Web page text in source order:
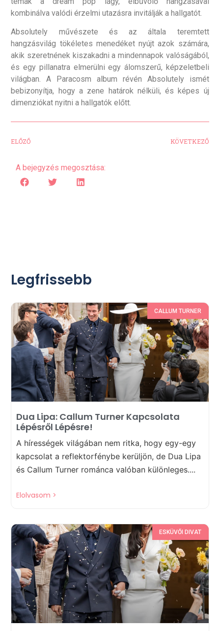
kombinálva valódi érzelmi utazásra invitálják a hallgatót.
Absolutely művészete és az általa teremtett
hangzásvilág tökéletes menedéket nyújt azok számára,
akik szeretnének kiszakadni a mindennapok valóságából,
és egy pillanatra elmerülni egy álomszerű, képzeletbeli
világban. A Paracosm album révén Absolutely ismét
bebizonyítja, hogy a zene határok nélküli, és képes új
dimenziókat nyitni a hallgatók előtt.
ELŐZŐ KÖVETKEZŐ
A bejegyzés megosztása:
Legfrissebb
CALLUM TURNER
Dua Lipa: Callum Turner Kapcsolata
Lépésről Lépésre!
A hírességek világában nem ritka, hogy egy-egy
kapcsolat a reflektorfénybe kerüljön, de Dua Lipa
és Callum Turner románca valóban különleges....
Elolvasom >
ESKÜVŐI DIVAT